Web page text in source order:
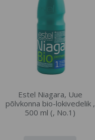
Estel Niagara, Uue
põlvkonna bio-lokivedelik ,
500 ml (, No.1)